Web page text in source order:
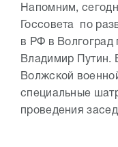
Напомним,
Госсовета по
в РФ в Волгоград
Владимир Путин.
Волжской
специальные
проведения